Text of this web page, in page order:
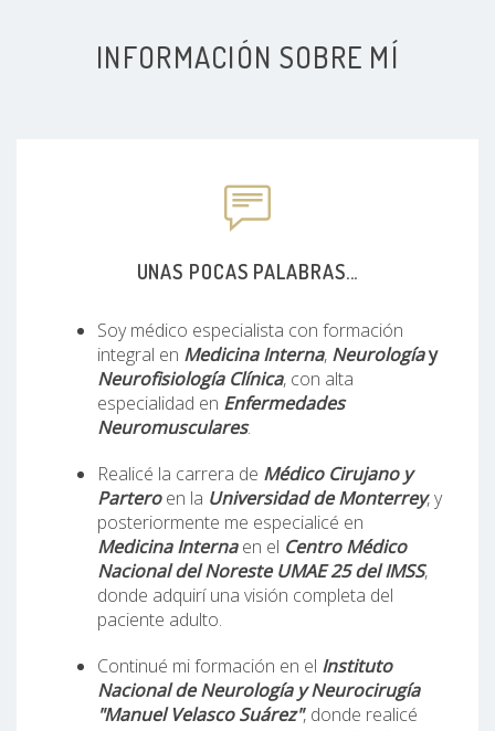
INFORMACIÓN SOBRE MÍ
UNAS POCAS PALABRAS...
Soy médico especialista con formación
integral en Medicina Interna, Neurologíay
Neurofisiología Clínica, con alta
especialidad en Enfermedades
Neuromusculares.
Realicé la carrera de Médico Cirujano y
Parteroen la Universidad de Monterrey, y
posteriormente me especialicé en
Medicina Internaen el Centro Médico
Nacional del Noreste UMAE 25 del IMSS,
donde adquirí una visión completa del
paciente adulto.
Continué mi formación en el Instituto
Nacional de Neurología y Neurocirugía
"Manuel Velasco Suárez", donde realicé